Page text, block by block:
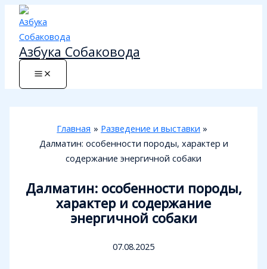
Перейти
содержимому
Азбука Собаковода
Главная
Разведение и выставки
Далматин: особенности породы, характер и
содержание энергичной собаки
Далматин: особенности породы,
характер и содержание
энергичной собаки
07.08.2025